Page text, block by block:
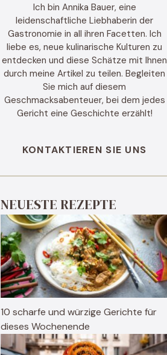
Ich bin Annika Bauer, eine
leidenschaftliche Liebhaberin der
Gastronomie in all ihren Facetten. Ich
liebe es, neue kulinarische Kulturen zu
entdecken und diese Schätze mit Ihnen
durch meine Artikel zu teilen. Begleiten
Sie mich auf diesem
Geschmacksabenteuer, bei dem jedes
Gericht eine Geschichte erzählt!
KONTAKTIEREN SIE UNS
NEUESTE REZEPTE
10 scharfe und würzige Gerichte für
dieses Wochenende